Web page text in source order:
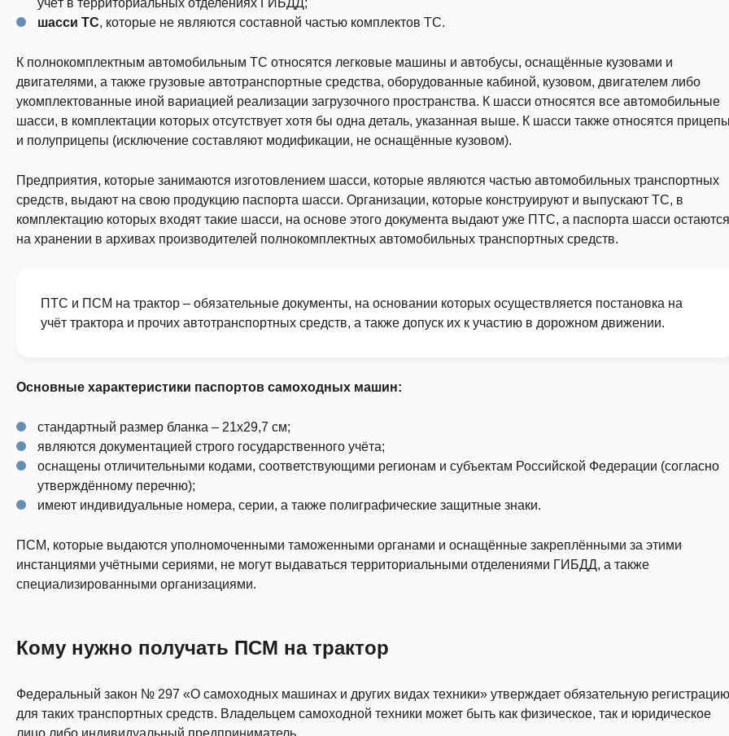
учёт в территориальных отделениях ГИБДД;
шасси ТС, которые не являются составной частью комплектов ТС.
К полнокомплектным автомобильным ТС относятся легковые машины и автобусы, оснащённые кузовами и
двигателями, а также грузовые автотранспортные средства, оборудованные кабиной, кузовом, двигателем либо
укомплектованные иной вариацией реализации загрузочного пространства. К шасси относятся все автомобильные
шасси, в комплектации которых отсутствует хотя бы одна деталь, указанная выше. К шасси также относятся
и полуприцепы (исключение составляют модификации, не оснащённые кузовом).
Предприятия, которые занимаются изготовлением шасси, которые являются частью автомобильных транспортных
средств, выдают на свою продукцию паспорта шасси. Организации, которые конструируют и выпускают ТС, в
комплектацию которых входят такие шасси, на основе этого документа выдают уже ПТС, а паспорта шасси остаются
на хранении в архивах производителей полнокомплектных автомобильных транспортных средств.
ПТС и ПСМ на трактор – обязательные документы, на основании которых осуществляется постановка на
учёт трактора и прочих автотранспортных средств, а также допуск их к участию в дорожном движении.
Основные характеристики паспортов самоходных машин:
стандартный размер бланка – 21х29,7 см;
являются документацией строго государственного учёта;
оснащены отличительными кодами, соответствующими регионам и субъектам Российской Федерации (согласно
утверждённому перечню);
имеют индивидуальные номера, серии, а также полиграфические защитные знаки.
ПСМ, которые выдаются уполномоченными таможенными органами и оснащённые закреплёнными за этими
инстанциями учётными сериями, не могут выдаваться территориальными отделениями ГИБДД, а также
специализированными организациями.
Кому нужно получать ПСМ на трактор
Федеральный закон № 297 «О самоходных машинах и других видах техники» утверждает обязательную регистрацию
для таких транспортных средств. Владельцем самоходной техники может быть как физическое, так и юридическое